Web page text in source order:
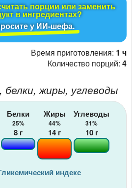
порции или заменить
в ингредиентах?
у ИИ-шефа.
Время приготовления: 1 ч
Количество порций: 4
жиры, углеводы
Белки
25%
8 г
Жиры
44%
14 г
Углеводы
31%
10г
индекс